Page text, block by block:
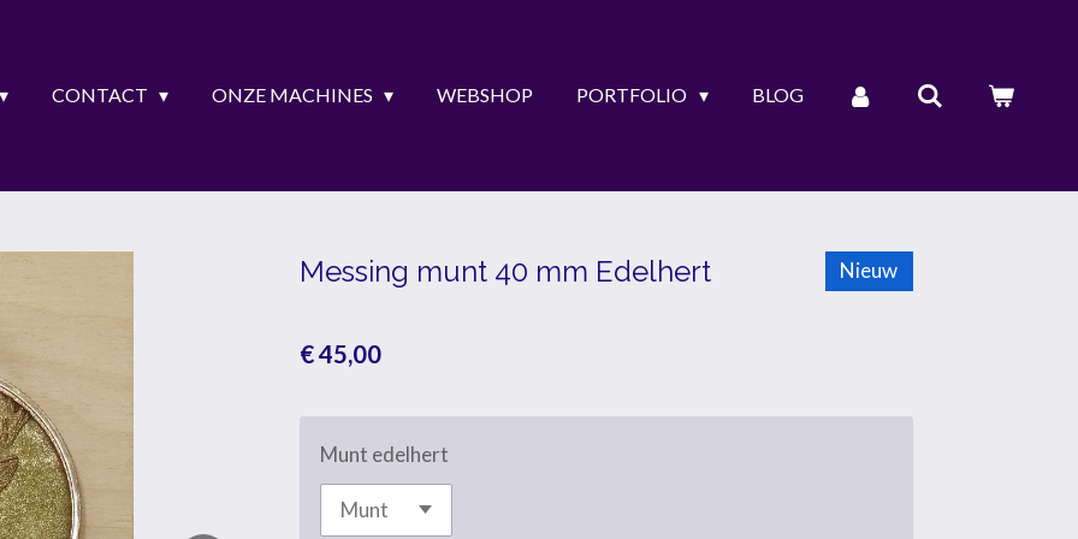
CONTACT ONZE MACHINES WEBSHOP PORTFOLIO BLOG
Messing munt 40 mm Edelhert Nieuw
€ 45,00
Munt edelhert